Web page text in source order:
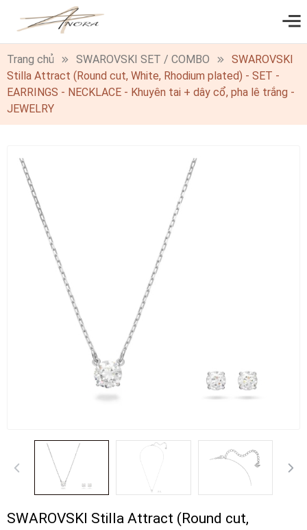
0
Trang chủ SWAROVSKI SET / COMBO
SWAROVSKI
Stilla Attract (Round cut, White, Rhodium plated) - SET -
EARRINGS - NECKLACE - Khuyên tai + dây cổ, pha lê trắng -
JEWELRY
SWAROVSKI Stilla Attract (Round cut,